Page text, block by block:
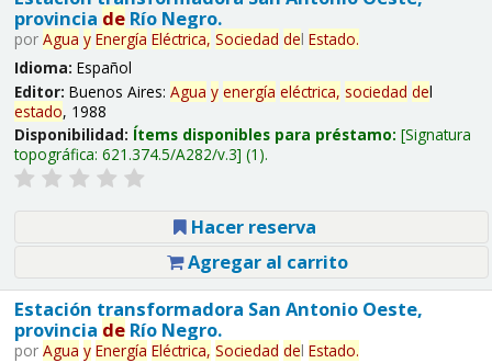
provincia deRío Negro.
por Agua y Energía Eléctrica, Sociedad del Estado.
Idioma: Español
Editor: Buenos Aires: Agua y energía eléctrica, sociedad del
estado, 1988
Disponibilidad: Ítems disponibles para préstamo: Signatura
topográfica: 621.374.5/A282/v.3 (1).
Hacer reserva
Agregar al carrito
Estación transformadora San Antonio Oeste,
provincia deRío Negro.
por Agua y Energía Eléctrica, Sociedad del Estado.